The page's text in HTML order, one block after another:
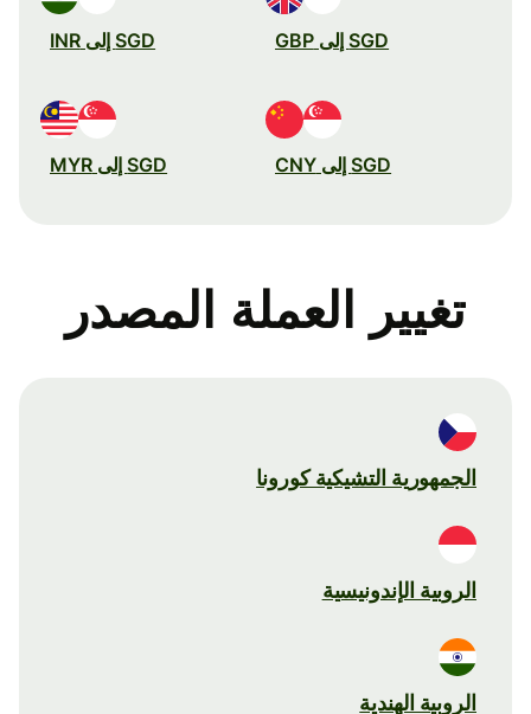
SGD إلى GBP SGD إلى INR
SGD إلى CNY SGD إلى MYR
تغيير العملة المصدر
الجمهورية التشيكية كورونا
الروبية الإندونيسية
الروبية الهندية